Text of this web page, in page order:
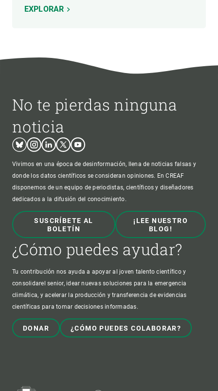
EXPLORAR
No te pierdas ninguna
noticia
BlueskyInstagram
LinkedinTwitterYoutube
Vivimos en una época de desinformación, llena de noticias falsas y
donde los datos científicos se consideran opiniones. En CREAF
disponemos de un equipo de periodistas, científicos y diseñadores
dedicados a la difusión del conocimiento.
SUSCRÍBETE AL
BOLETÍN
¡LEE NUESTRO
BLOG!
¿Cómo puedes ayudar?
Tu contribución nos ayuda a apoyar al joven talento científico y
consolidarel senior, idear nuevas soluciones para la emergencia
climática, y acelerar la producción y transferencia de evidencias
científicas para tomar decisiones informadas.
DONAR ¿CÓMO PUEDES COLABORAR?